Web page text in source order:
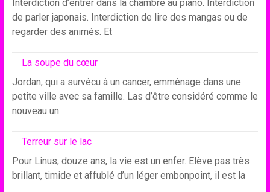
Interdiction d’entrer dans la chambre au piano. Interdiction
de parler japonais. Interdiction de lire des mangas ou de
regarder des animés. Et
La soupe du cœur
Jordan, qui a survécu à un cancer, emménage dans une
petite ville avec sa famille. Las d’être considéré comme le
nouveau un
Terreur sur le lac
Pour Linus, douze ans, la vie est un enfer. Elève pas très
brillant, timide et affublé d’un léger embonpoint, il est la